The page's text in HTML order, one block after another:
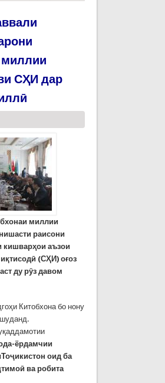
миллии
СҲИ дар
миллии
раисони
кишварҳои аъзои
(СҲИ) оғоз
ду рӯз давом
Китобхона бо нону
ёрдамчии
оид ба
ва робита